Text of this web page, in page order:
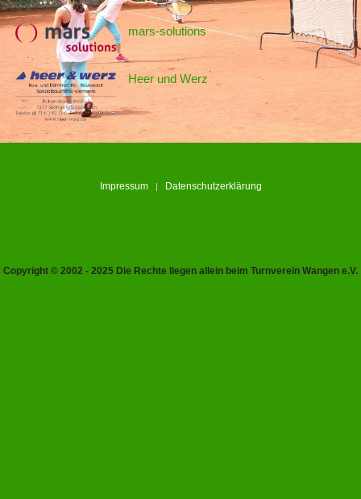
mars-solutions
Heer und Werz
Impressum Datenschutzerklärung
Copyright © 2002 - 2025 Die Rechte liegen allein beim Turnverein Wangen e.V.